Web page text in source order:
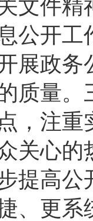
文件
公开
展政
质量
，注
关心
提高
、更